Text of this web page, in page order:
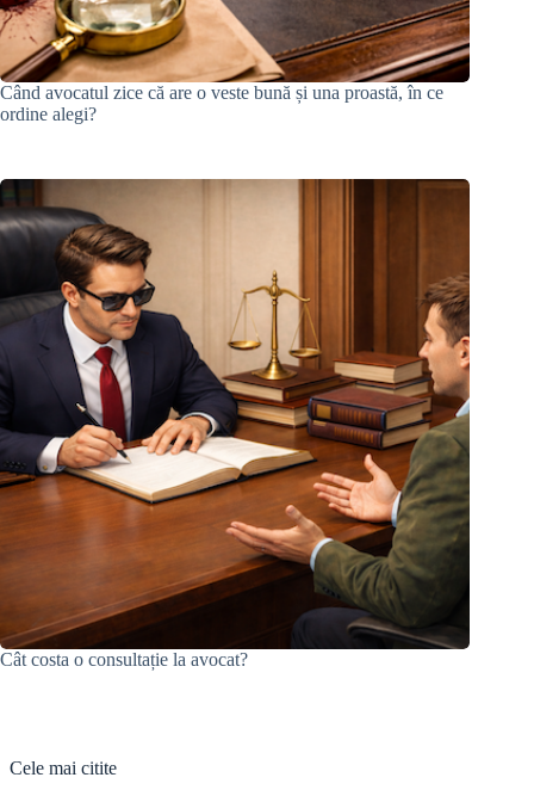
Când avocatul zice că are o veste bună și una proastă, în ce
ordine alegi?
Cât costa o consultație la avocat?
Cele mai citite